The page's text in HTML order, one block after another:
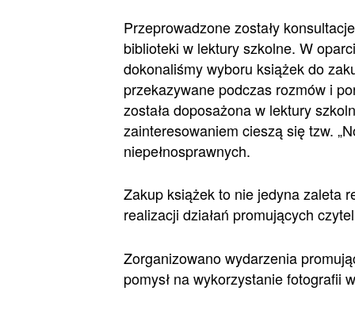
Przeprowadzone zostały
biblioteki w lektury szkolne. W
dokonaliśmy wyboru książek do
przekazywane podczas rozmów i
została doposażona w lektury
zainteresowaniem cieszą się tzw.
niepełnosprawnych.
Zakup książek to nie jedyna zaleta
realizacji działań promujących
Zorganizowano wydarzenia
pomysł na wykorzystanie fotografii